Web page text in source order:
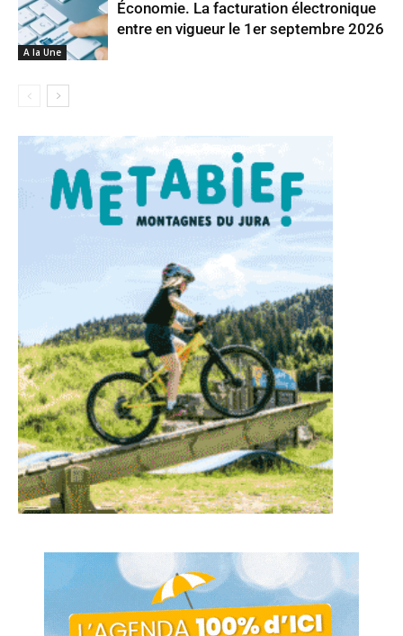
A la Une
Économie. La facturation électronique
entre en vigueur le 1er septembre 2026